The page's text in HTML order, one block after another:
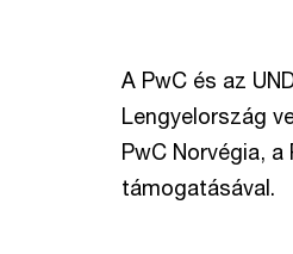
A PwC és az
Lengyelország
PwC Norvégia,
támogatásával.